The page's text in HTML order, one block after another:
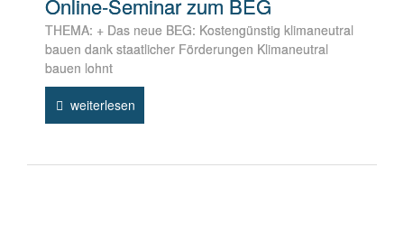
THEMA: + Das neue BEG: Kostengünstig klimaneutral
bauen dank staatlicher Förderungen Klimaneutral
bauen lohnt
weiterlesen